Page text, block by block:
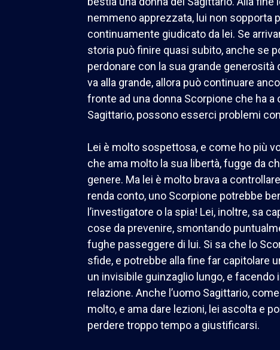
nemmeno apprezzata, lui non sopporta
continuamente giudicato da lei. Se
storia può finire quasi subito, anche se
perdonare con la sua grande generosità
va alla grande, allora può continuare
fronte ad una donna Scorpione che ha a
Sagittario, possono esserci problemi
Lei è molto sospettosa, e come ho più
che ama molto la sua libertà, fugge da
genere. Ma lei è molto brava a
renda conto, uno Scorpione potrebbe
l’investigatore o la spia! Lei, inoltre, sa
cose da prevenire, smontando
fughe passeggere di lui. Si sa che lo
sfide, e potrebbe alla fine far capitolare
un invisibile guinzaglio lungo, e facendo
relazione. Anche l’uomo Sagittario,
molto, e ama dare lezioni, lei ascolta e
perdere troppo tempo a giustificarsi.